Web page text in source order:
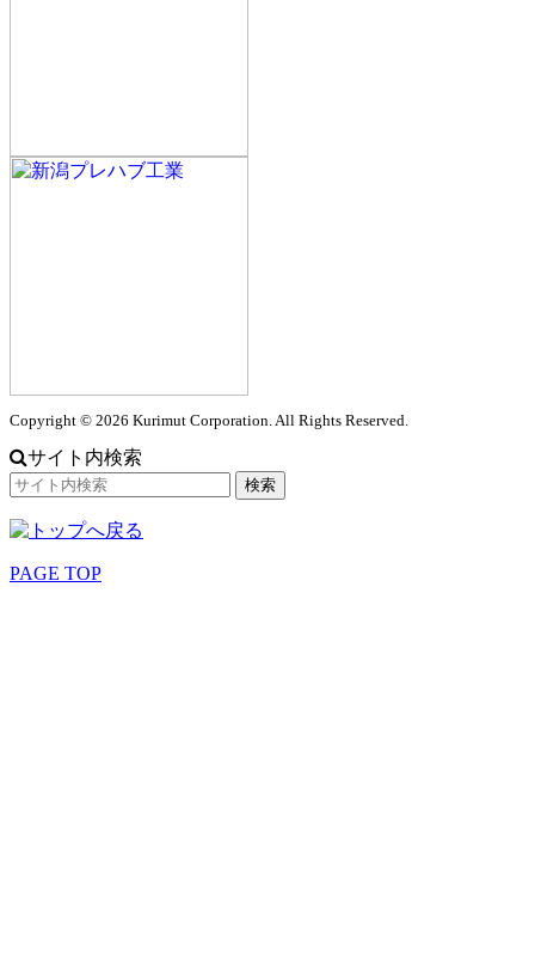
Copyright © 2026 Kurimut Corporation. All Rights Reserved.
サイト内検索
PAGE TOP